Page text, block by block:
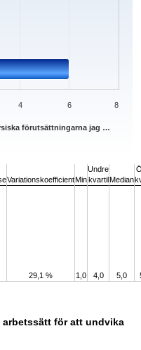
förutsättningarna jag …
4 6 8
VariationskoefficientMin
Undre
kvartilMedian
29,1 % 1,0 4,0 5,0
arbetssätt för att undvika